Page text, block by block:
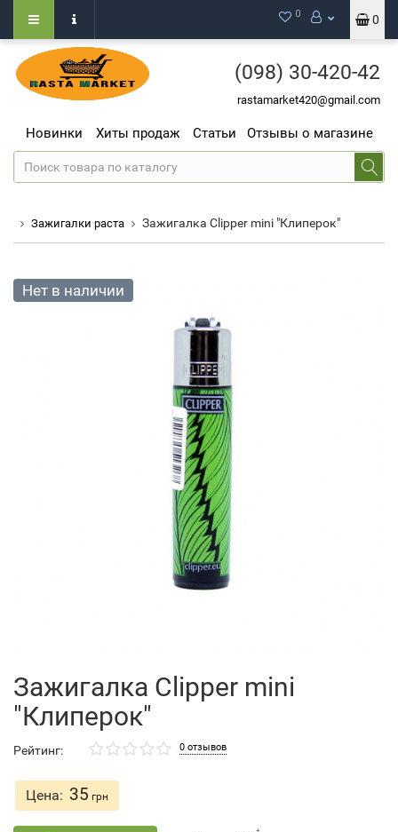
0
0
(098) 30-420-42
rastamarket420@gmail.com
Новинки Хиты продаж Статьи Отзывы о магазине
Зажигалки раста Зажигалка Clipper mini "Клиперок"
Нет в наличии
Зажигалка Clipper mini
"Клиперок"
Рейтинг: 0 отзывов
Цена: 35 грн